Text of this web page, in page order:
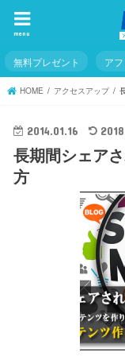
menu
無料プレゼント ア
HOME アクセスアップ
2014.01.16
長期間シェア
方